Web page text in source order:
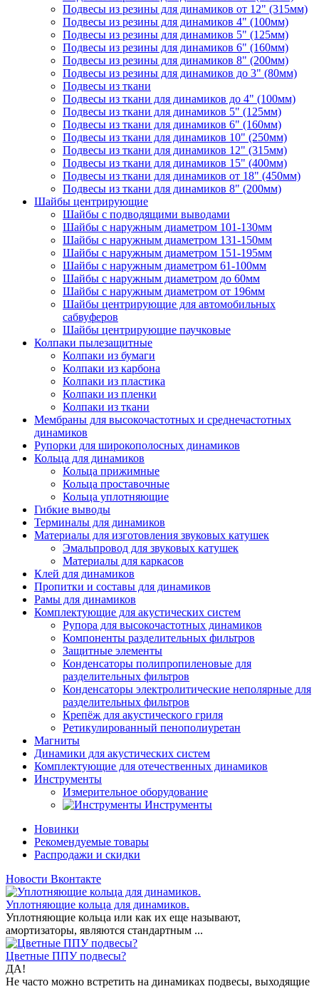
Подвесы из резины для динамиков от 12" (315мм)
Подвесы из резины для динамиков 4" (100мм)
Подвесы из резины для динамиков 5" (125мм)
Подвесы из резины для динамиков 6" (160мм)
Подвесы из резины для динамиков 8" (200мм)
Подвесы из резины для динамиков до 3" (80мм)
Подвесы из ткани
Подвесы из ткани для динамиков до 4" (100мм)
Подвесы из ткани для динамиков 5" (125мм)
Подвесы из ткани для динамиков 6" (160мм)
Подвесы из ткани для динамиков 10" (250мм)
Подвесы из ткани для динамиков 12" (315мм)
Подвесы из ткани для динамиков 15" (400мм)
Подвесы из ткани для динамиков от 18" (450мм)
Подвесы из ткани для динамиков 8" (200мм)
Шайбы центрирующие
Шайбы с подводящими выводами
Шайбы с наружным диаметром 101-130мм
Шайбы с наружным диаметром 131-150мм
Шайбы с наружным диаметром 151-195мм
Шайбы с наружным диаметром 61-100мм
Шайбы с наружным диаметром до 60мм
Шайбы с наружным диаметром от 196мм
Шайбы центрирующие для автомобильных
сабвуферов
Шайбы центрирующие паучковые
Колпаки пылезащитные
Колпаки из бумаги
Колпаки из карбона
Колпаки из пластика
Колпаки из пленки
Колпаки из ткани
Мембраны для высокочастотных и среднечастотных
динамиков
Рупорки для широкополосных динамиков
Кольца для динамиков
Кольца прижимные
Кольца проставочные
Кольца уплотняющие
Гибкие выводы
Терминалы для динамиков
Материалы для изготовления звуковых катушек
Эмальпровод для звуковых катушек
Материалы для каркасов
Клей для динамиков
Пропитки и составы для динамиков
Рамы для динамиков
Комплектующие для акустических систем
Рупора для высокочастотных динамиков
Компоненты разделительных фильтров
Защитные элементы
Конденсаторы полипропиленовые для
разделительных фильтров
Конденсаторы электролитические неполярные для
разделительных фильтров
Крепёж для акустического гриля
Ретикулированный пенополиуретан
Магниты
Динамики для акустических систем
Комплектующие для отечественных динамиков
Инструменты
Измерительное оборудование
Инструменты
Новинки
Рекомендуемые товары
Распродажи и скидки
Новости Вконтакте
Уплотняющие кольца для динамиков.
Уплотняющие кольца или как их еще называют,
амортизаторы, являются стандартным ...
Цветные ППУ подвесы?
ДА!
Не часто можно встретить на динамиках подвесы, выходящие